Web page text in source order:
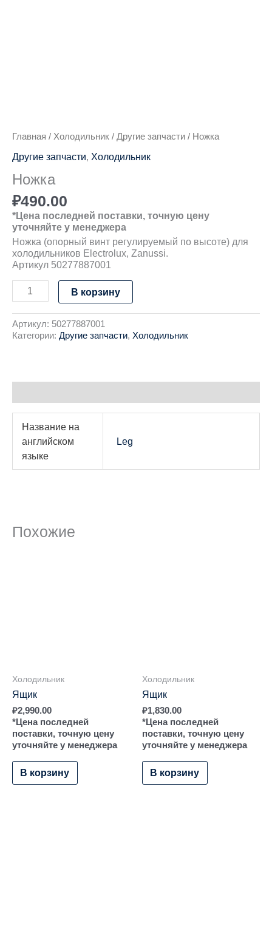
Главная / Холодильник / Другие запчасти / Ножка
Другие запчасти Холодильник
Ножка
₽490.00
*Цена последней поставки, точную цену
уточняйте у менеджера
Ножка (опорный винт регулируемый по высоте) для
холодильников Electrolux, Zanussi.
Артикул 50277887001
В корзину
Артикул: 50277887001
Категории: Другие запчасти, Холодильник
Название на
английском
языке
Leg
Похожие
Холодильник
Ящик
₽2,990.00
*Цена последней
поставки, точную цену
уточняйте у менеджера
В корзину
Холодильник
Ящик
₽1,830.00
*Цена последней
поставки, точную цену
уточняйте у менеджера
В корзину